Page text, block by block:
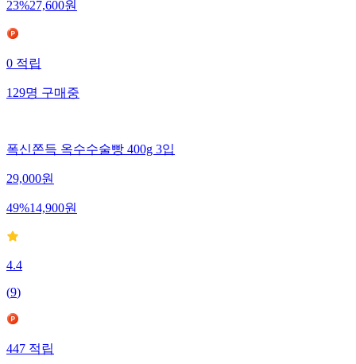
23%27,600원
0적립
129명구매중
폭신쫀득 옥수수술빵 400g 3입
29,000원
49%14,900원
4.4
(9)
447적립